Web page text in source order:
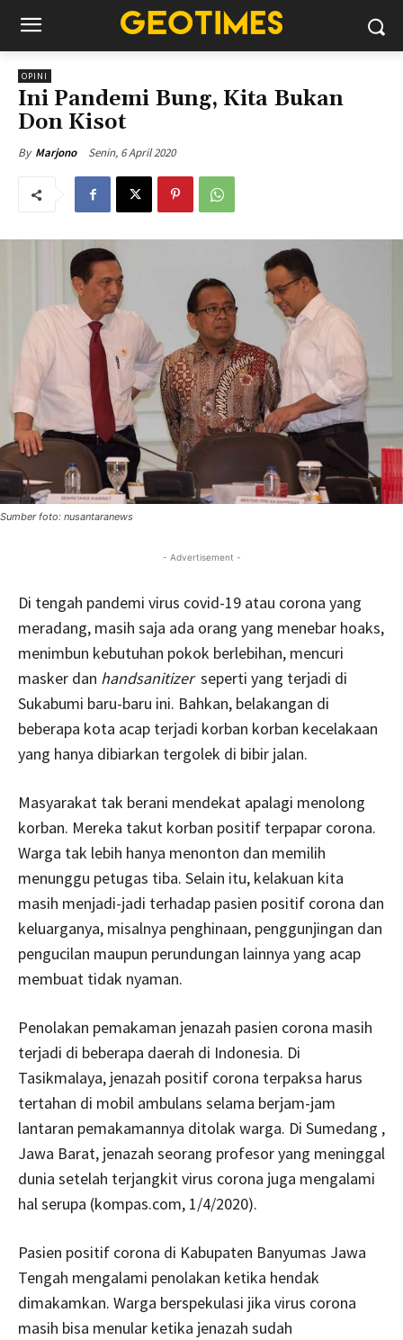
OPINI
Ini Pandemi Bung, Kita Bukan
Don Kisot
By Marjono Senin, 6 April 2020
Sumber foto: nusantaranews
- Advertisement -
Di tengah pandemi virus covid-19 atau corona yang
meradang, masih saja ada orang yang menebar hoaks,
menimbun kebutuhan pokok berlebihan, mencuri
masker dan handsanitizer seperti yang terjadi di
Sukabumi baru-baru ini. Bahkan, belakangan di
beberapa kota acap terjadi korban korban kecelakaan
yang hanya dibiarkan tergolek di bibir jalan.
Masyarakat tak berani mendekat apalagi menolong
korban. Mereka takut korban positif terpapar corona.
Warga tak lebih hanya menonton dan memilih
menunggu petugas tiba. Selain itu, kelakuan kita
masih menjadi-jadi terhadap pasien positif corona dan
keluarganya, misalnya penghinaan, penggunjingan dan
pengucilan maupun perundungan lainnya yang acap
membuat tidak nyaman.
Penolakan pemakaman jenazah pasien corona masih
terjadi di beberapa daerah di Indonesia. Di
Tasikmalaya, jenazah positif corona terpaksa harus
tertahan di mobil ambulans selama berjam-jam
lantaran pemakamannya ditolak warga. Di Sumedang ,
Jawa Barat, jenazah seorang profesor yang meninggal
dunia setelah terjangkit virus corona juga mengalami
hal serupa (kompas.com, 1/4/2020).
Pasien positif corona di Kabupaten Banyumas Jawa
Tengah mengalami penolakan ketika hendak
dimakamkan. Warga berspekulasi jika virus corona
masih bisa menular ketika jenazah sudah